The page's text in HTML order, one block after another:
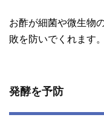
お酢が細菌や微生物
敗を防いでくれます。
発酵を予防